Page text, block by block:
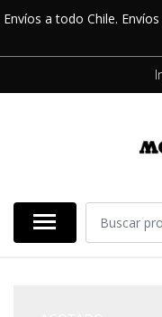
Envíos a todo Chile.